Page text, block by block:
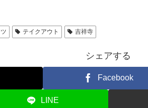
テイクアウト 吉祥寺
シェアする
Facebook
LINE